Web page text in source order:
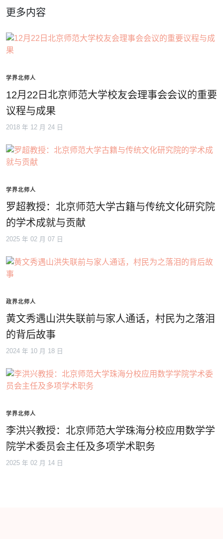
更多内容
学界北师人
12月22日北京师范大学校友会理事会会议的重要
议程与成果
2018 年 12 月 24 日
学界北师人
罗超教授：北京师范大学古籍与传统文化研究院
的学术成就与贡献
2025 年 02 月 07 日
政界北师人
黄文秀遇山洪失联前与家人通话，村民为之落泪
的背后故事
2024 年 10 月 18 日
学界北师人
李洪兴教授：北京师范大学珠海分校应用数学学
院学术委员会主任及多项学术职务
2025 年 02 月 14 日